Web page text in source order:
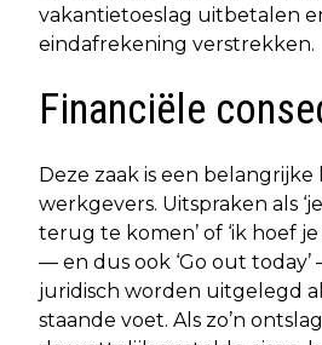
vakantietoeslag uitbetalen
eindafrekening verstrekken.
Financiële
Deze zaak is een belangrijke
werkgevers. Uitspraken als
terug te komen’ of ‘ik hoef
— en dus ook ‘Go out
juridisch worden uitgelegd
staande voet. Als zo’n